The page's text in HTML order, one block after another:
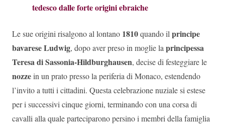
tedesco dalle forte origini ebraiche
Le sue origini risalgono al lontano 1810quando il principe
bavarese Ludwig, dopo aver preso in moglie la principessa
Teresa di Sassonia-Hildburghausen, decise di festeggiare le
nozzein un prato presso la periferia di Monaco, estendendo
l’invito a tutti i cittadini. Questa celebrazione nuziale si estese
per i successivi cinque giorni, terminando con una corsa di
cavalli alla quale parteciparono persino i membri della famiglia